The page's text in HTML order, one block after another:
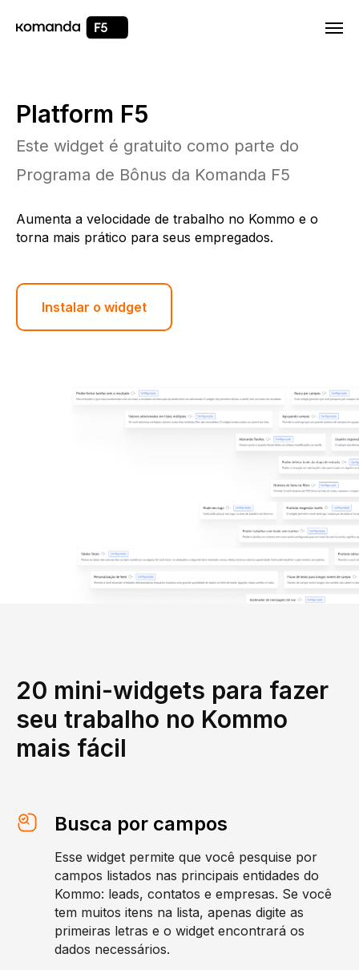
Html code will be here
Platform F5
Este widget é gratuito como parte do
Programa de Bônus da Komanda F5
Aumenta a velocidade de trabalho no Kommo e o
torna mais prático para seus empregados.
Instalar o widget
20 mini-widgets para fazer
seu trabalho no Kommo
mais fácil
Busca por campos
Esse widget permite que você pesquise por
campos listados nas principais entidades do
Kommo: leads, contatos e empresas. Se você
tem muitos itens na lista, apenas digite as
primeiras letras e o widget encontrará os
dados necessários.